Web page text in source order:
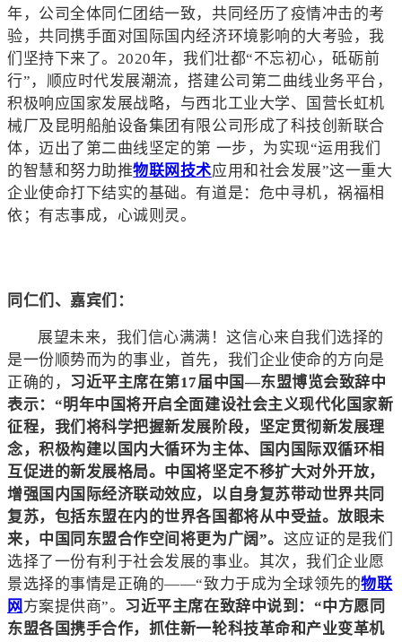
年，公司全体同仁团结一致，共同经历了疫情冲击的考
验，共同携手面对国际国内经济环境影响的大考验，我
们坚持下来了。2020年，我们壮都“不忘初心，砥砺前
行”，顺应时代发展潮流，搭建公司第二曲线业务平台，
积极响应国家发展战略，与西北工业大学、国营长虹机
械厂及昆明船舶设备集团有限公司形成了科技创新联合
体，迈出了第二曲线坚定的第 一步，为实现“运用我们
的智慧和努力助推物联网技术应用和社会发展”这一重大
企业使命打下结实的基础。有道是：危中寻机，祸福相
依；有志事成，心诚则灵。
同仁们、嘉宾们：
展望未来，我们信心满满！这信心来自我们选择的
是一份顺势而为的事业，首先，我们企业使命的方向是
正确的， 习近平主席在第17届中国—东盟博览会致辞中
表示：“明年中国将开启全面建设社会主义现代化国家新
征程，我们将科学把握新发展阶段，坚定贯彻新发展理
念，积极构建以国内大循环为主体、国内国际双循环相
互促进的新发展格局。中国将坚定不移扩大对外开放，
增强国内国际经济联动效应，以自身复苏带动世界共同
复苏，包括东盟在内的世界各国都将从中受益。放眼未
来，中国同东盟合作空间将更为广阔”。 这应证的是我们
选择了一份有利于社会发展的事业。 其次，我们企业愿
景选择的事情是正确的——“致力于成为全球领先的物联
网 方案提供商”。 习近平主席在致辞中说到：“中方愿同
东盟各国携手合作，抓住新一轮科技革命和产业变革机